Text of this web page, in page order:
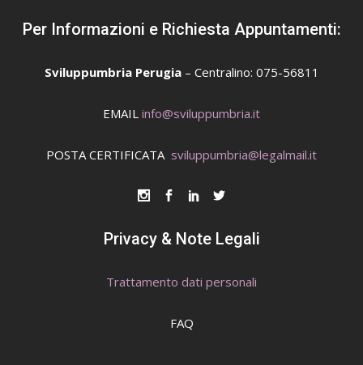
Per Informazioni e Richiesta Appuntamenti:
Sviluppumbria Perugia– Centralino: 075-56811
EMAIL info@sviluppumbria.it
POSTA CERTIFICATA sviluppumbria@legalmail.it
Privacy & Note Legali
Trattamento dati personali
FAQ